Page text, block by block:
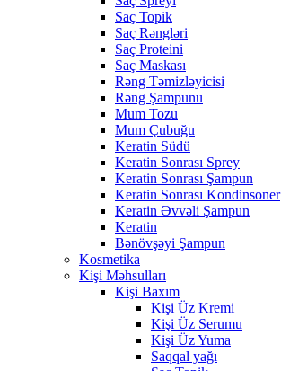
Saç Topik
Saç Rəngləri
Saç Proteini
Saç Maskası
Rəng Təmizləyicisi
Rəng Şampunu
Mum Tozu
Mum Çubuğu
Keratin Südü
Keratin Sonrası Sprey
Keratin Sonrası Şampun
Keratin Sonrası Kondinsoner
Keratin Əvvəli Şampun
Keratin
Bənövşəyi Şampun
Kosmetika
Kişi Məhsulları
Kişi Baxım
Kişi Üz Kremi
Kişi Üz Serumu
Kişi Üz Yuma
Saqqal yağı